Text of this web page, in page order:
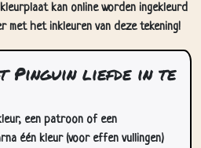
kan online worden ingekleurd
met het inkleuren van deze tekening!
Pinguin liefde in te
een patroon of een
één kleur (voor effen vullingen)